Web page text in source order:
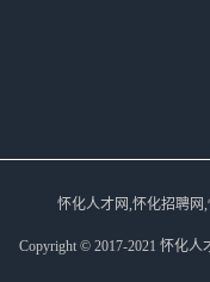
怀化人才网,怀化招聘网
Copyright © 2017-2021 怀化人